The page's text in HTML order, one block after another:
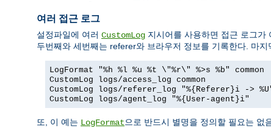
여러 접근 로그
설정파일에 여러 CustomLog 지시어를 사용하면 접근 로그가
두번째와 세번째는 referer와 브라우저 정보를 기록한다. 마지
LogFormat "%h %l %u %t \"%r\" %>s %b" common
CustomLog logs/access_log common
CustomLog logs/referer_log "%{Referer}i ->
CustomLog logs/agent_log "%{User-agent}i"
또, 이 예는 LogFormat으로 반드시 별명을 정의할 필요는 없